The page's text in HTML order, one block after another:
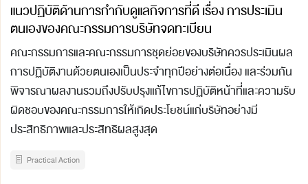
แนวปฏิบัติด้านการกำกับดูแลกิจการที่ดี เรื่อง การประเมิน
ตนเองของคณะกรรมการบริษัทจดทะเบียน
คณะกรรมการและคณะกรรมการชุดย่อยของบริษัทควรประเมินผล
การปฏิบัติงานด้วยตนเองเป็นประจำทุกปีอย่างต่อเนื่อง และร่วมกัน
พิจารณาผลงานรวมถึงปรับปรุงแก้ไขการปฏิบัติหน้าที่และความรับ
ผิดชอบของคณะกรรมการให้เกิดประโยชน์แก่บริษัทอย่างมี
ประสิทธิภาพและประสิทธิผลสูงสุด
Practical Action